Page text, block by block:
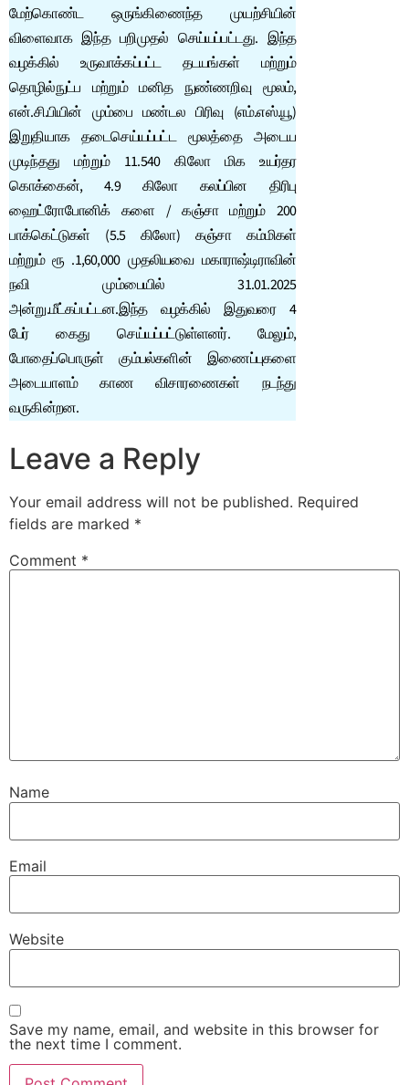
மேற்கொண்ட ஒருங்கிணைந்த முயற்சியின்
விளைவாக இந்த பறிமுதல் செய்யப்பட்டது. இந்த
வழக்கில் உருவாக்கப்பட்ட தடயங்கள் மற்றும்
தொழில்நுட்ப மற்றும் மனித நுண்ணறிவு மூலம்,
என்.சி.பியின் மும்பை மண்டல பிரிவு (எம்.எஸ்.யூ)
இறுதியாக தடைசெய்யப்பட்ட மூலத்தை அடைய
முடிந்தது மற்றும் 11.540 கிலோ மிக உயர்தர
கொக்கைன், 4.9 கிலோ கலப்பின திரிபு
ஹைட்ரோபோனிக் களை / கஞ்சா மற்றும் 200
பாக்கெட்டுகள் (5.5 கிலோ) கஞ்சா கம்மிகள்
மற்றும் ரூ .1,60,000 முதலியவை மகாராஷ்டிராவின்
நவி மும்பையில் 31.01.2025
அன்று.மீட்கப்பட்டன.இந்த வழக்கில் இதுவரை 4
பேர் கைது செய்யப்பட்டுள்ளனர். மேலும்,
போதைப்பொருள் கும்பல்களின் இணைப்புகளை
அடையாளம் காண விசாரணைகள் நடந்து
வருகின்றன.
Leave a Reply
Your email address will not be published. Required
fields are marked *
Comment *
Name
Email
Website
Save my name, email, and website in this browser for
the next time I comment.